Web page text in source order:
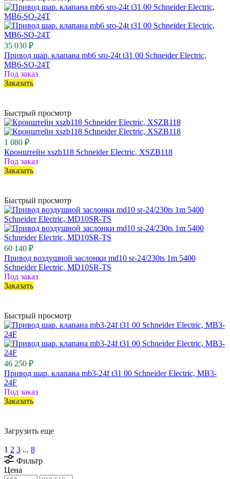
35 030 ₽
Привод шар. клапана mb6 sro-24t t31 00 Schneider Electric,
MB6-SO-24T
Под заказ
Заказать
Быстрый просмотр
1 080 ₽
Кронштейн xszb118 Schneider Electric, XSZB118
Под заказ
Заказать
Быстрый просмотр
60 140 ₽
Привод воздушной заслонки md10 sr-24/230ts 1m 5400
Schneider Electric, MD10SR-TS
Под заказ
Заказать
Быстрый просмотр
46 250 ₽
Привод шар. клапана mb3-24f t31 00 Schneider Electric, MB3-
24F
Под заказ
Заказать
Загрузить еще
1 2 3 ... 8
Фильтр
Цена